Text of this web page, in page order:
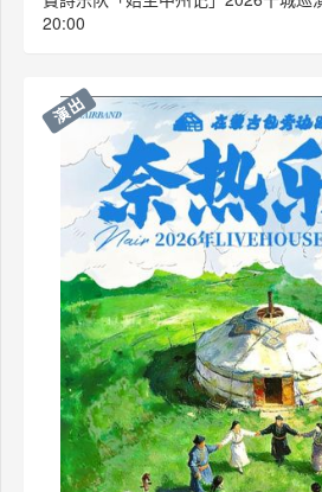
20:00
演出